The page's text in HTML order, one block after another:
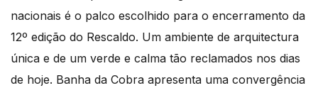
nacionais é o palco escolhido para o encerramento da
12º edição do Rescaldo. Um ambiente de arquitectura
única e de um verde e calma tão reclamados nos dias
de hoje. Banha da Cobra apresenta uma convergência